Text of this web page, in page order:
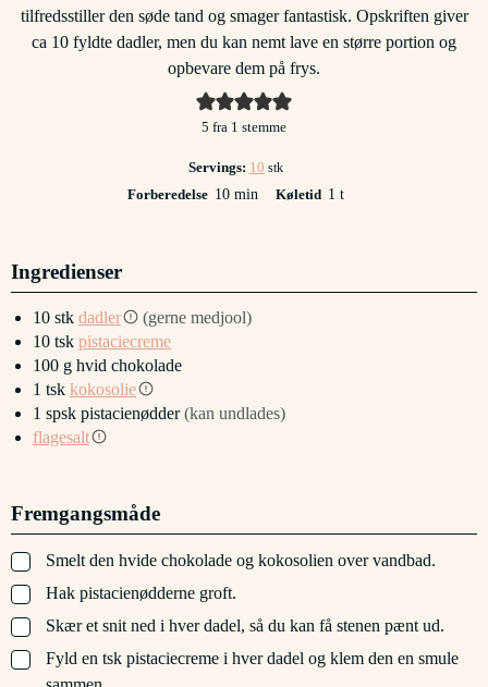
tilfredsstiller den søde tand og smager fantastisk. Opskriften giver
ca 10 fyldte dadler, men du kan nemt lave en større portion og
opbevare dem på frys.
5 fra 1 stemme
Servings: 10 stk
Forberedelse 10minutter
min Køletid 1 time
t
Ingredienser
10 stk dadler
(gerne medjool)
10 tsk pistaciecreme
100 g hvid chokolade
1 tsk kokosolie
1 spsk pistacienødder (kan undlades)
flagesalt
Fremgangsmåde
▢
Smelt den hvide chokolade og kokosolien over vandbad.
▢
Hak pistacienødderne groft.
▢
Skær et snit ned i hver dadel, så du kan få stenen pænt ud.
▢
Fyld en tsk pistaciecreme i hver dadel og klem den en smule